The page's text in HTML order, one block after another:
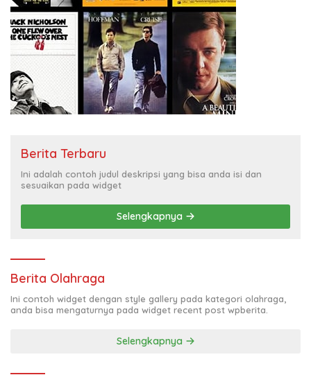
Berita Terbaru
Ini adalah contoh judul deskripsi yang bisa anda isi dan
sesuaikan pada widget
Selengkapnya
Berita Olahraga
Ini contoh widget dengan style gallery pada kategori olahraga,
anda bisa mengaturnya pada widget recent post wpberita.
Selengkapnya